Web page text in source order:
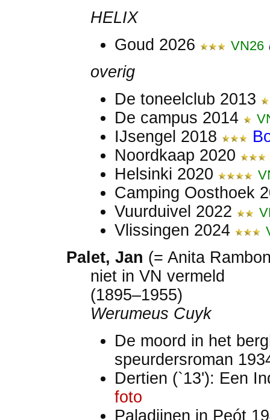
HELIX
Goud 2026
VN26
overig
De toneelclub 2013
De campus 2014
IJsengel 2018
Noordkaap 2020
Helsinki 2020
Camping Oosthoek
Vuurduivel 2022
Vlissingen 2024
Palet, Jan (= Anita
niet in VN vermeld
(1895–1955)
Werumeus Cuyk
De moord in het
speurdersroman
Dertien (`13'): Een
foto
Paladijnen in Peót